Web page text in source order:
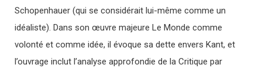
Schopenhauer (qui se considérait lui-même comme un
idéaliste). Dans son œuvre majeure Le Monde comme
volonté et comme idée, il évoque sa dette envers Kant, et
l’ouvrage inclut l’analyse approfondie de la Critique par